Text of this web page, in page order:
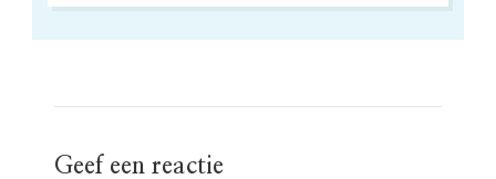
Geef een reactie